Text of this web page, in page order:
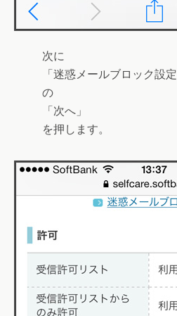
次に
「迷惑メールブロック設定
の
「次へ 」
を押します。